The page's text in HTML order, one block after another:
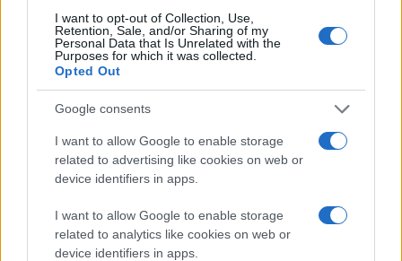
I want to opt-out of Collection, Use,
Retention, Sale, and/or Sharing of my
Personal Data that Is Unrelated with the
Purposes for which it was collected.
Opted Out
Google consents
I want to allow Google to enable storage
related to advertising like cookies on web or
device identifiers in apps.
I want to allow Google to enable storage
related to analytics like cookies on web or
device identifiers in apps.
Apple και Google».
Το Steam Box είναι η πρόταση της Valve στις
παιχνιδοκονσόλες που επιβεβαίωσε η εταιρεία ότι θα
τρέχει λειτουργικό σύστημα Linux με μεγάλο εύρος
τιμών και τιμή που κάποια στιγμή θα φτάσει και το
μηδέν. Ουσιαστικά, η άποψη του Mattrick δεν είναι
ιδιαίτερα περίεργη αφού τόσο η
θεωρούν ότι η Apple είναι ο μεγαλύτερος
αντίπαλός τους στον τομέα των παιχνιδοκονσολών
εφόσον η εταιρεία κάνει την μεγάλη είσοδο με το